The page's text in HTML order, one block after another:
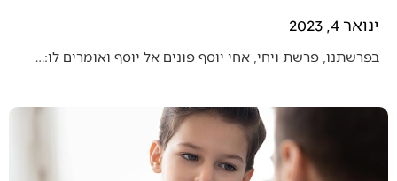
ינואר 4, 2023
בפרשתנו, פרשת ויחי, אחי יוסף פונים אל יוסף ואומרים לו:…